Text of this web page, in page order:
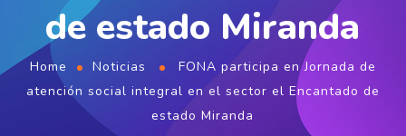
de estado Miranda
Home Noticias
FONA participa en Jornada de
atención social integral en el sector el Encantado de
estado Miranda